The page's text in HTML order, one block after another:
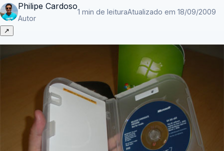
Philipe Cardoso
Autor
1 min de leituraAtualizado em 18/09/2009
↗